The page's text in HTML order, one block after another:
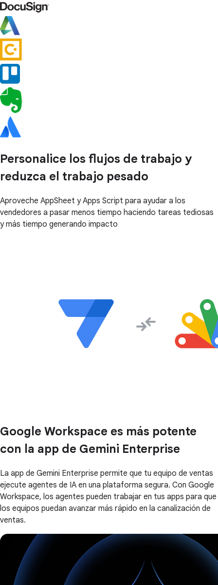
Personalice los flujos de trabajo y
reduzca el trabajo pesado
Aproveche AppSheet y Apps Script para ayudar a los
vendedores a pasar menos tiempo haciendo tareas tediosas
y más tiempo generando impacto
Google Workspace es más potente
con la app de Gemini Enterprise
La app de Gemini Enterprise permite que tu equipo de ventas
ejecute agentes de IA en una plataforma segura. Con Google
Workspace, los agentes pueden trabajar en tus apps para que
los equipos puedan avanzar más rápido en la canalización de
ventas.